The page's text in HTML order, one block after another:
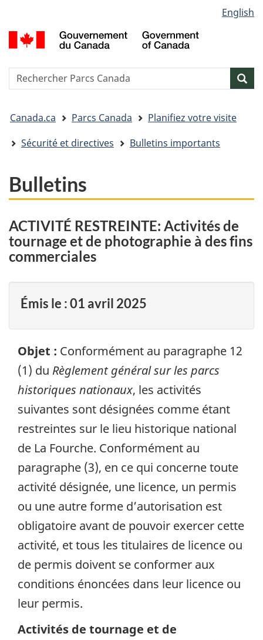
au
contenu
« Au
du
la
HTML
de
la
langue
English
Reserche
êtes
ici&nbsp;:
Canada.ca Parcs Canada
Planifiez votre visite
Sécurité et directives
Bulletins importants
Bulletins
ACTIVITÉ RESTREINTE: Activités de
tournage et de photographie à des fins
commerciales
Émis le :01 avril 2025
Objet : Conformément au paragraphe 12
(1) du Règlement général sur les parcs
historiques nationaux, les activités
suivantes sont désignées comme étant
restreintes sur le lieu historique national
de La Fourche. Conformément au
paragraphe (3), en ce qui concerne toute
activité désignée, une licence, un permis
ou une autre forme d’autorisation est
obligatoire avant de pouvoir exercer cette
activité, et tous les titulaires de licence ou
de permis doivent se conformer aux
conditions énoncées dans leur licence ou
leur permis.
Activités de tournage et de